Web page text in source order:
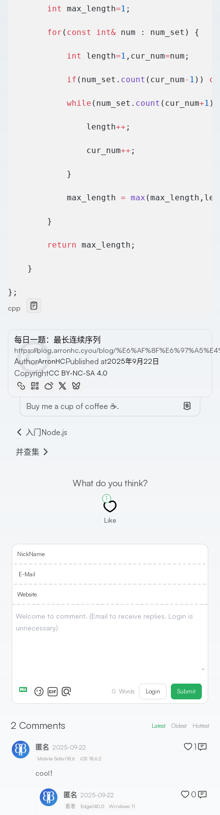
int max_length=1 ;
for ( const int& num : num_set) {
int length=1 ,cur_num=num;
if (num_set. count (cur_num- 1 ))
while (num_set. count (cur_num+1
length++ ;
cur_num++ ;
}
max_length = max
}
return max_length;
}
};
cpp
每日一题：最长连续序列
https://blog.arronhc.cyou/blog/
AuthorArronHCPublished at2025年9月22日
CopyrightCC BY-NC-SA 4.0
Buy me a cup of coffee ☕.
入门Node.js
并查集
What do you think?
1
Like
NickName
E-Mail
Website
0 Words Login Submit
2 Comments Latest Oldest Hottest
匿名 2025-09-22 1
Mobile Safari18.6 iOS 18.6.2
cool！
匿名 2025-09-22 0
香港 Edge140.0 Windows 11